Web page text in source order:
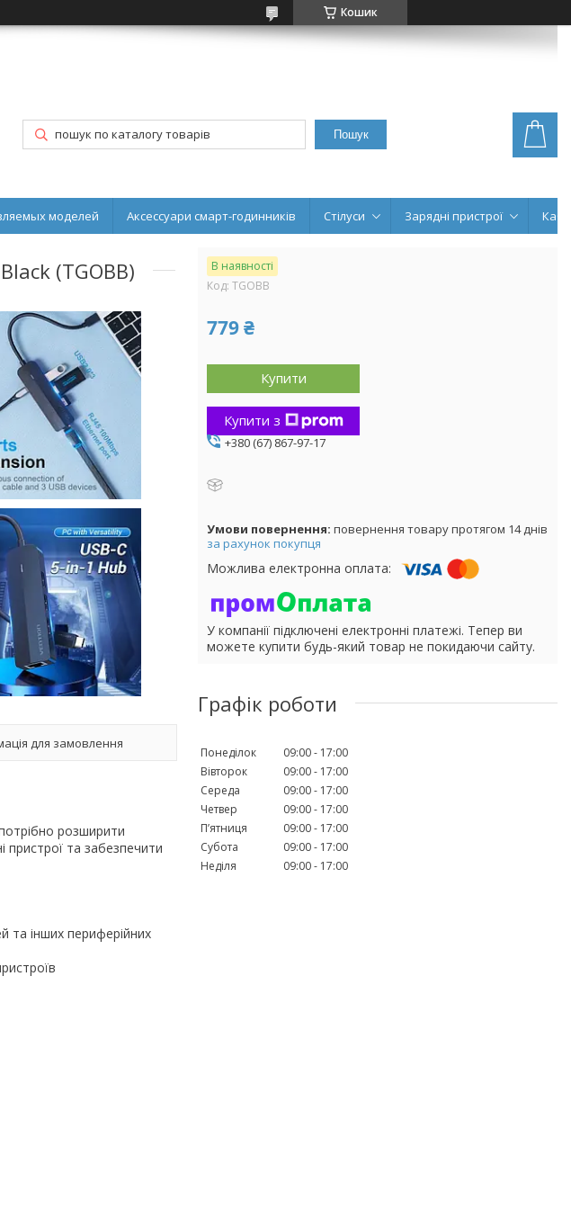
Кошик
Пошук
моделей Аксессуари смарт-годинників Стілуси Зарядні пристрої
(TGOBB)
для замовлення
розширити
та забезпечити
та інших периферійних
В наявності
Код: TGOBB
779 ₴
Купити
Купити з
+380 (67) 867-97-17
повернення товару протягом 14 днів
за рахунок покупця
У компанії підключені електронні платежі. Тепер ви
можете купити будь-який товар не покидаючи сайту.
Графік роботи
Понеділок 09:00
17:00
Вівторок
09:00
17:00
Середа
09:00
17:00
Четвер
09:00
17:00
Пʼятниця
09:00
17:00
Субота
09:00
17:00
Неділя
09:00 17:00